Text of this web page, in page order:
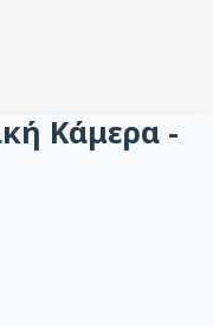
Κάμερα -